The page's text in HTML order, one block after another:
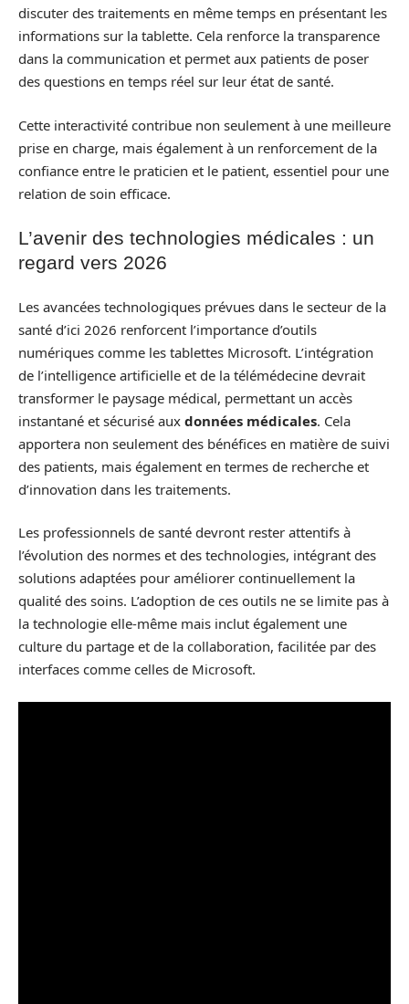
discuter des traitements en même temps en présentant les
informations sur la tablette. Cela renforce la transparence
dans la communication et permet aux patients de poser
des questions en temps réel sur leur état de santé.
Cette interactivité contribue non seulement à une meilleure
prise en charge, mais également à un renforcement de la
confiance entre le praticien et le patient, essentiel pour une
relation de soin efficace.
L’avenir des technologies médicales : un
regard vers 2026
Les avancées technologiques prévues dans le secteur de la
santé d’ici 2026 renforcent l’importance d’outils
numériques comme les tablettes Microsoft. L’intégration
de l’intelligence artificielle et de la télémédecine devrait
transformer le paysage médical, permettant un accès
instantané et sécurisé aux données médicales. Cela
apportera non seulement des bénéfices en matière de suivi
des patients, mais également en termes de recherche et
d’innovation dans les traitements.
Les professionnels de santé devront rester attentifs à
l’évolution des normes et des technologies, intégrant des
solutions adaptées pour améliorer continuellement la
qualité des soins. L’adoption de ces outils ne se limite pas à
la technologie elle-même mais inclut également une
culture du partage et de la collaboration, facilitée par des
interfaces comme celles de Microsoft.